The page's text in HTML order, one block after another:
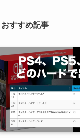
おすすめ記事